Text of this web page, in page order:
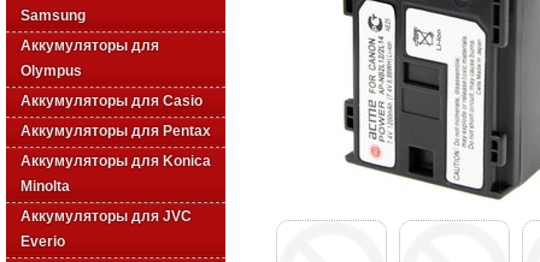
Samsung
Аккумуляторы для
Olympus
Аккумуляторы для Casio
Аккумуляторы для Pentax
Аккумуляторы для Konica
Minolta
Аккумуляторы для JVC
Everio